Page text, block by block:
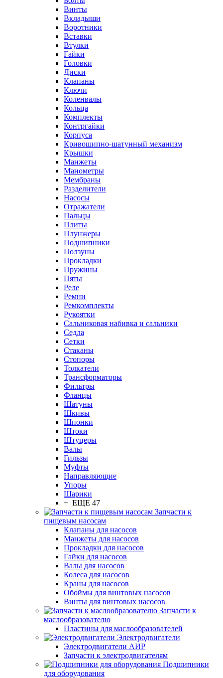
Винты
Вкладыши
Воротники
Вставки
Втулки
Гайки
Головки
Диски
Клапаны
Ключи
Коленвалы
Кольца
Комплекты
Контргайки
Корпуса
Кривошипно-шатунный механизм
Крышки
Манжеты
Манометры
Мембраны
Разделители
Насосы
Отражатели
Пальцы
Плиты
Плунжеры
Подшипники
Ползуны
Прокладки
Пружины
Пяты
Реле
Ремни
Ремкомплекты
Рукоятки
Сальниковая набивка и сальники
Седла
Сетки
Стаканы
Стопоры
Толкатели
Трансформаторы
Фильтры
Фланцы
Шатуны
Шкивы
Шпонки
Штоки
Штуцеры
Валы
Гильзы
Муфты
Направляющие
Упоры
Шарики
+ ЕЩЕ 47
Запчасти к
пищевым насосам
Клапаны для насосов
Манжеты для насосов
Прокладки для насосов
Гайки для насосов
Валы для насосов
Колеса для насосов
Краны для насосов
Обоймы для винтовых насосов
Винты для винтовых насосов
Запчасти к
маслообразователю
Пластины для маслообразователей
Электродвигатели
Электродвигатели АИР
Запчасти к электродвигателям
Подшипники
для оборудования